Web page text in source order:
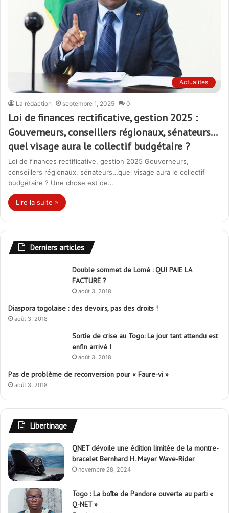
Actualites
La rédaction septembre 1, 2025 0
Loi de finances rectificative, gestion 2025 :
Gouverneurs, conseillers régionaux, sénateurs…
quel visage aura le collectif budgétaire ?
Loi de finances rectificative, gestion 2025 Gouverneurs,
conseillers régionaux, sénateurs…quel visage aura le collectif
budgétaire ? Une chose est de…
Lire la suite »
Derniers articles
Double sommet de Lomé : QUI PAIE LA
FACTURE ?
août 3, 2018
Diaspora togolaise : des devoirs, pas des droits !
août 3, 2018
Sortie de crise au Togo: Le jour tant attendu est
enfin arrivé !
août 3, 2018
Pas de problème de reconversion pour « Faure-vi »
août 3, 2018
Libertinage
QNET dévoile une édition limitée de la montre-
bracelet Bernhard H. Mayer Wave-Rider
novembre 28, 2024
Togo : La boîte de Pandore ouverte au parti «
Q-NET »